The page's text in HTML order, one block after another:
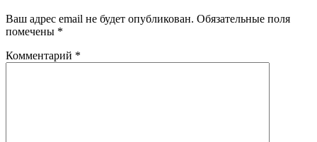
Ваш адрес email не будет опубликован. Обязательные поля
помечены *
Комментарий *